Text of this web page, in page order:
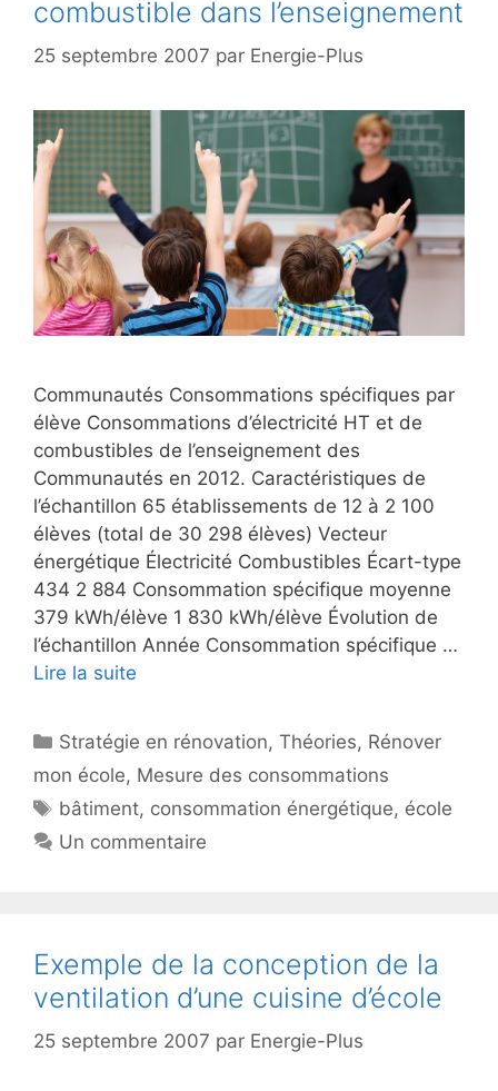
combustible dans l’enseignement
25 septembre 2007 par Energie-Plus
Communautés Consommations spécifiques par
élève Consommations d’électricité HT et de
combustibles de l’enseignement des
Communautés en 2012. Caractéristiques de
l’échantillon 65 établissements de 12 à 2 100
élèves (total de 30 298 élèves) Vecteur
énergétique Électricité Combustibles Écart-type
434 2 884 Consommation spécifique moyenne
379 kWh/élève 1 830 kWh/élève Évolution de
l’échantillon Année Consommation spécifique …
Lire la suite
Catégories
Stratégie en rénovation,Théories, Rénover
mon école, Mesure des consommations
Étiquettes
bâtiment, consommation énergétique, école
Un commentaire
Exemple de la conception de la
ventilation d’une cuisine d’école
25 septembre 2007 par Energie-Plus